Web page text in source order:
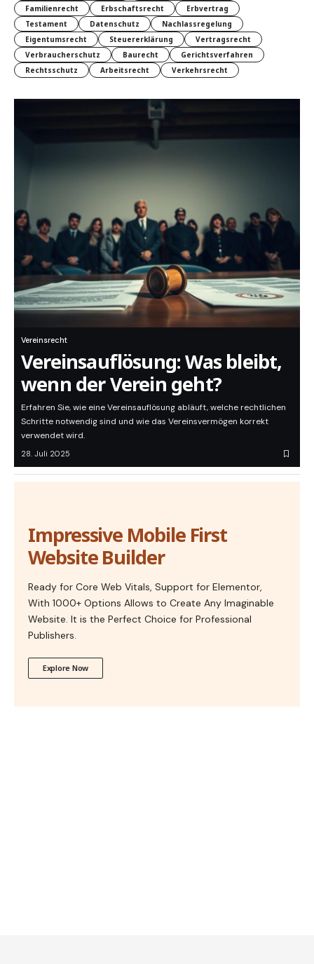
Familienrecht
Erbschaftsrecht
Erbvertrag
Testament
Datenschutz
Nachlassregelung
Eigentumsrecht
Steuererklärung
Vertragsrecht
Verbraucherschutz
Baurecht
Gerichtsverfahren
Rechtsschutz
Arbeitsrecht Verkehrsrecht
Vereinsrecht
Vereinsauflösung: Was bleibt,
wenn der Verein geht?
Erfahren Sie, wie eine Vereinsauflösung abläuft, welche rechtlichen
Schritte notwendig sind und wie das Vereinsvermögen korrekt
verwendet wird.
28. Juli 2025
Impressive Mobile First
Website Builder
Ready for Core Web Vitals, Support for Elementor,
With 1000+ Options Allows to Create Any Imaginable
Website. It is the Perfect Choice for Professional
Publishers.
Explore Now